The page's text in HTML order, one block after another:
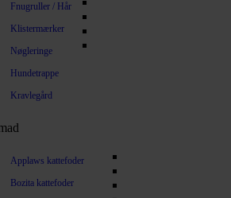
Fnugruller / Hår
Klistermærker
Nøgleringe
Hundetrappe
Kravlegård
Applaws kattefoder
Bozita kattefoder